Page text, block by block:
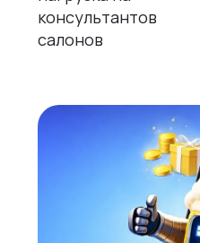
консультантов
салонов